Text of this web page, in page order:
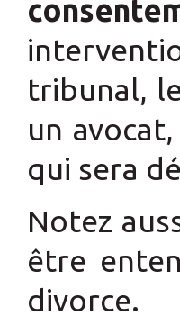
tribunal,
un
qui sera
Notez
être
divorce.